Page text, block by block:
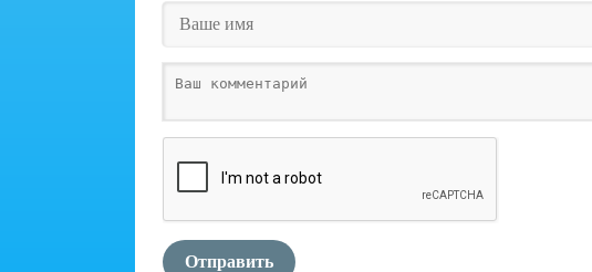
Отправить